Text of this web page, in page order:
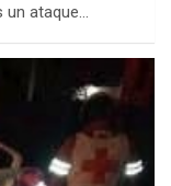
un ataque…